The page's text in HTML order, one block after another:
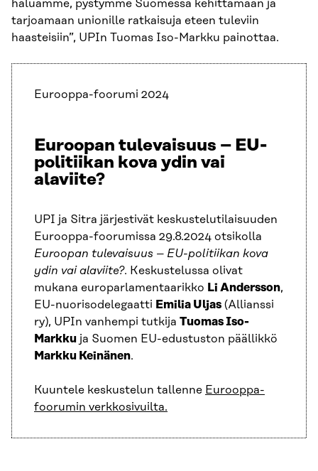
haluamme, pystymme Suomessa kehittämään ja
tarjoamaan unionille ratkaisuja eteen tuleviin
haasteisiin”, UPIn Tuomas Iso-Markku painottaa.
Eurooppa-foorumi 2024
Euroopan tulevaisuus – EU-
politiikan kova ydin vai
alaviite?
UPI ja Sitra järjestivät keskustelutilaisuuden
Eurooppa-foorumissa 29.8.2024 otsikolla
Euroopan tulevaisuus – EU-politiikan kova
ydin vai alaviite?. Keskustelussa olivat
mukana europarlamentaarikko Li Andersson,
EU-nuorisodelegaatti Emilia Uljas (Allianssi
ry), UPIn vanhempi tutkija Tuomas Iso-
Markku ja Suomen EU-edustuston päällikkö
Markku Keinänen.
Kuuntele keskustelun tallenne Eurooppa-
foorumin verkkosivuilta.